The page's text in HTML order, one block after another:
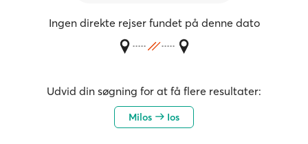
Ingen direkte rejser fundet på denne dato
Udvid din søgning for at få flere resultater:
Milos Ios